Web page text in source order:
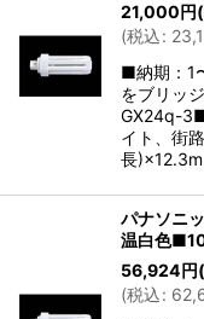
21,000円
(税込:
■納期：1
をブリッ
GX24q-
イト、街
長
パナソニ
温白色
56,924円
(税込: